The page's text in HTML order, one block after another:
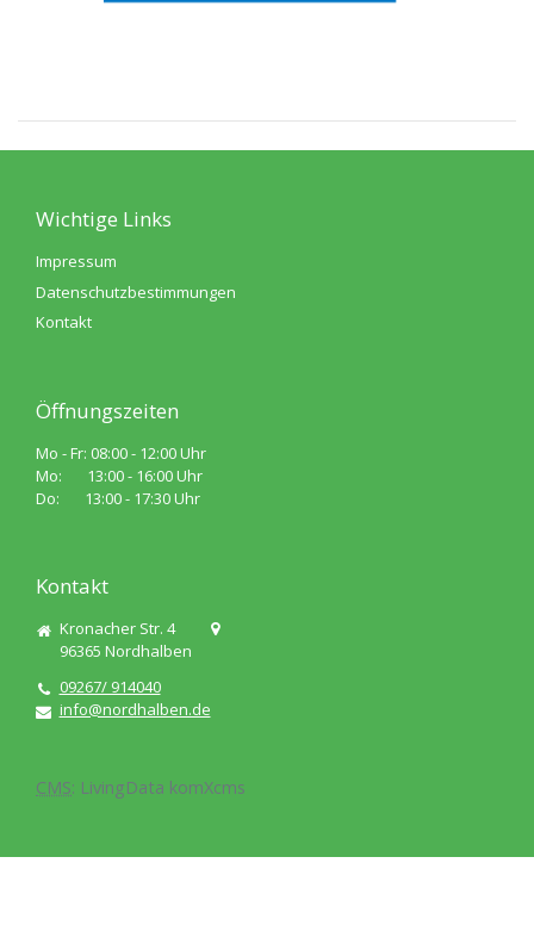
Wichtige Links
Impressum
Datenschutzbestimmungen
Kontakt
Öffnungszeiten
Mo - Fr: 08:00 - 12:00 Uhr
Mo: 13:00 - 16:00 Uhr
Do: 13:00 - 17:30 Uhr
Kontakt
Kronacher Str. 4
96365 Nordhalben
09267/ 914040
info@nordhalben.de
CMS: LivingData komXcms